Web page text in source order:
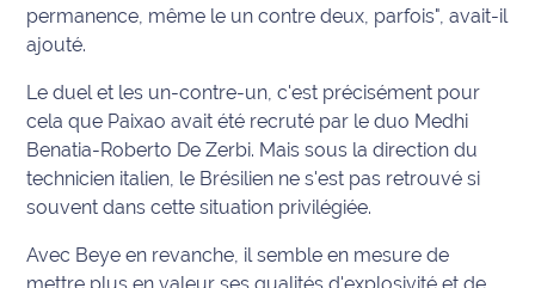
Devenir
annonceur
Recrutement
Mention
légales
générales
d'utilisation du
permanence, même le un contre deux, parfois", avait-il
ajouté.
Le duel et les un-contre-un, c'est précisément pour
cela que Paixao avait été recruté par le duo Medhi
Benatia-Roberto De Zerbi. Mais sous la direction du
technicien italien, le Brésilien ne s'est pas retrouvé si
souvent dans cette situation privilégiée.
Avec Beye en revanche, il semble en mesure de
mettre plus en valeur ses qualités d'explosivité et de